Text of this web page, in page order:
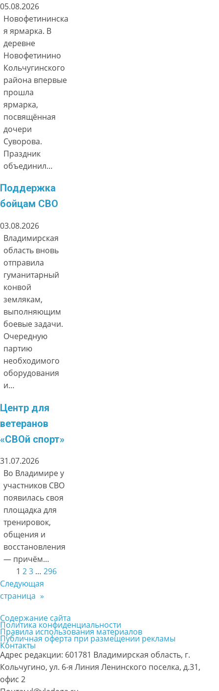
05.08.2026
Новофетининска
я ярмарка. В
деревне
Новофетинино
Кольчугинского
района впервые
прошла
ярмарка,
посвящённая
дочери
Суворова.
Праздник
объединил…
Поддержка
бойцам СВО
03.08.2026
Владимирская
область вновь
отправила
гуманитарный
конвой
землякам,
выполняющим
боевые задачи.
Очередную
партию
необходимого
оборудования
и…
Центр для
ветеранов
«СВОй спорт»
31.07.2026
Во Владимире у
участников СВО
появилась своя
площадка для
тренировок,
общения и
восстановления
— причём…
1 23 … 296
Следующая
страница »
Содержание сайта
Политика конфиденциальности
Правила использования материалов
Публичная оферта при размещении рекламы
Контакты
Адрес редакции: 601781 Владимирская область, г.
Кольчугино, ул. 6-я Линия Ленинского поселка, д.31,
офис 2